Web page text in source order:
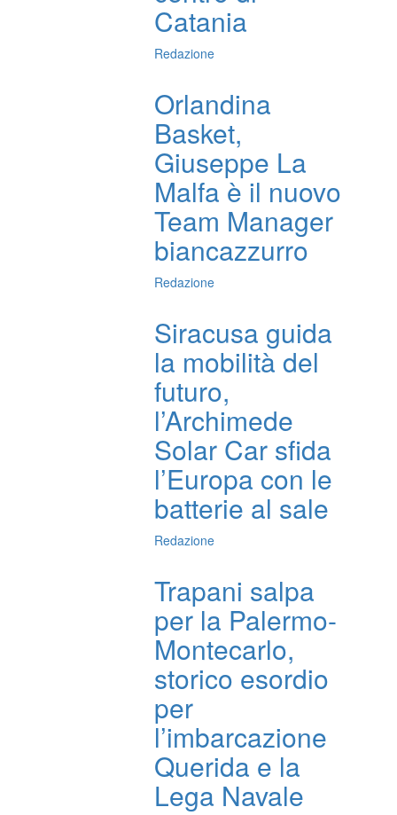
Catania
Redazione
Orlandina
Basket,
Giuseppe La
Malfa è il nuovo
Team Manager
biancazzurro
Redazione
Siracusa guida
la mobilità del
futuro,
l’Archimede
Solar Car sfida
l’Europa con le
batterie al sale
Redazione
Trapani salpa
per la Palermo-
Montecarlo,
storico esordio
per
l’imbarcazione
Querida e la
Lega Navale